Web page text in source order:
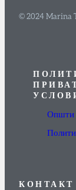
© 2024 Marina
Општи
КОНТАКТ